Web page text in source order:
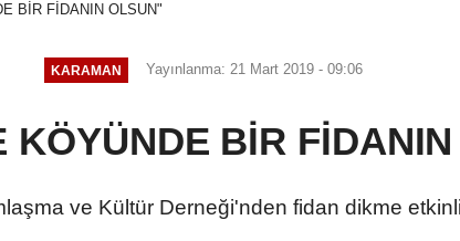
BİR FİDANIN OLSUN"
KARAMAN Yayınlanma: 21 Mart 2019 - 09:06
KÖYÜNDE BİR
ve Kültür Derneği'nden fidan dikme